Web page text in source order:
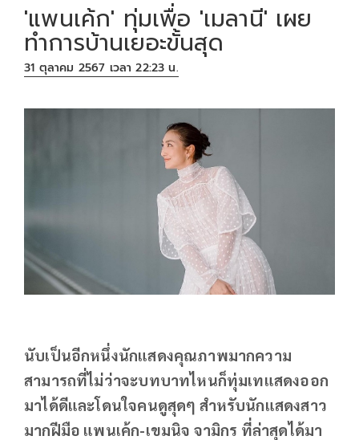
'แพนเค้ก' ทุ่มเพื่อ 'เมลานี' เผย
ทำการบ้านเยอะขั้นสุด
31 ตุลาคม 2567 เวลา 22:23 น.
นับเป็นอีกหนึ่งนักแสดงคุณภาพมากความ
สามารถที่ไม่ว่าจะบทบาทไหนก็ทุ่มเทแสดงออก
มาได้ดีและโดนใจคนดูสุดๆ สำหรับนักแสดงสาว
มากฝีมือ แพนเค้ก-เขมนิจ จามิกร ที่ล่าสุดได้มา